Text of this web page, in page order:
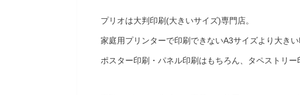
プリオは大判印刷(大きいサイズ)専門店。
家庭用プリンターで印刷できないA3サイズより大きい
ポスター印刷・パネル印刷はもちろん、タペストリ